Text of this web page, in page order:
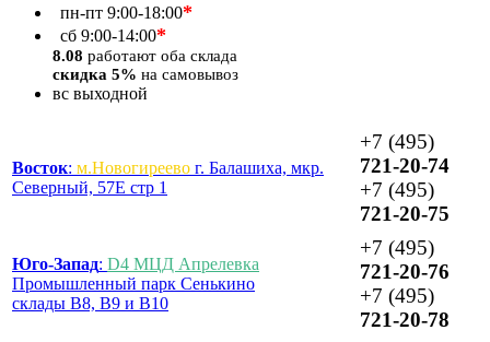
пн-пт 9:00-18:00*
сб 9:00-14:00*
8.08 работают оба склада
скидка 5% на самовывоз
вс выходной
Восток: м.Новогиреево г. Балашиха, мкр.
Северный, 57Е стр 1
+7 (495)
721-20-74
+7 (495)
721-20-75
Юго-Запад: D4 МЦД Апрелевка
Промышленный парк Сенькино
склады B8, B9 и B10
+7 (495)
721-20-76
+7 (495)
721-20-78